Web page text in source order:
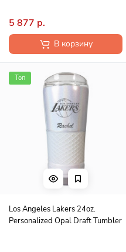
5 877 р.
В корзину
Топ
Los Angeles Lakers 24oz.
Personalized Opal Draft Tumbler